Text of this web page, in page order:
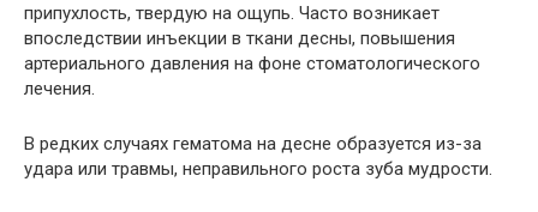
припухлость, твердую на ощупь. Часто возникает
впоследствии инъекции в ткани десны, повышения
артериального давления на фоне стоматологического
лечения.
В редких случаях гематома на десне образуется из-за
удара или травмы, неправильного роста зуба мудрости.